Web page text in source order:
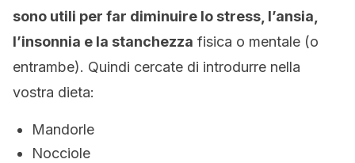
sono utili per far diminuire lo stress, l’ansia,
l’insonnia e la stanchezza fisica o mentale (o
entrambe). Quindi cercate di introdurre nella
vostra dieta:
Mandorle
Nocciole